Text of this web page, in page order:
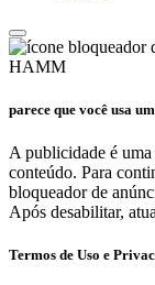
HAMM
parece que você usa
A publicidade é
conteúdo. Para
bloqueador de
Após desabilitar,
Termos de Uso e